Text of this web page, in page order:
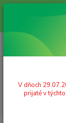
Milí zákazníci!
Objednávky prijaté
+421 908 755 958
Po. - Pia. od 9:00 hod. -
V dňoch
prijaté v